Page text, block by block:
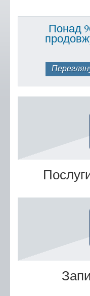
Графік роботи
Новини
міської ради
Корисна
Віддалені
с. Кобзарівка
Послуги
Понад